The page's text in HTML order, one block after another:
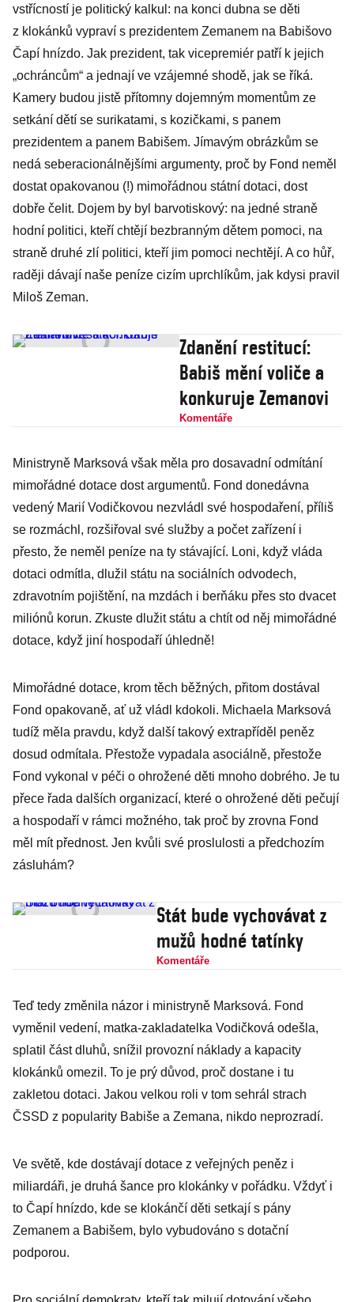
vstřícností je politický kalkul: na konci dubna se děti
z klokánků vypraví s prezidentem Zemanem na Babišovo
Čapí hnízdo. Jak prezident, tak vicepremiér patří k jejich
„ochráncům“ a jednají ve vzájemné shodě, jak se říká.
Kamery budou jistě přítomny dojemným momentům ze
setkání dětí se surikatami, s kozičkami, s panem
prezidentem a panem Babišem. Jímavým obrázkům se
nedá seberacionálnějšími argumenty, proč by Fond neměl
dostat opakovanou (!) mimořádnou státní dotaci, dost
dobře čelit. Dojem by byl barvotiskový: na jedné straně
hodní politici, kteří chtějí bezbranným dětem pomoci, na
straně druhé zlí politici, kteří jim pomoci nechtějí. A co hůř,
raději dávají naše peníze cizím uprchlíkům, jak kdysi pravil
Miloš Zeman.
Zdanění restitucí:
Babiš mění voliče a
konkuruje Zemanovi
Komentáře
Ministryně Marksová však měla pro dosavadní odmítání
mimořádné dotace dost argumentů. Fond donedávna
vedený Marií Vodičkovou nezvládl své hospodaření, příliš
se rozmáchl, rozšiřoval své služby a počet zařízení i
přesto, že neměl peníze na ty stávající. Loni, když vláda
dotaci odmítla, dlužil státu na sociálních odvodech,
zdravotním pojištění, na mzdách i berňáku přes sto dvacet
miliónů korun. Zkuste dlužit státu a chtít od něj mimořádné
dotace, když jiní hospodaří úhledně!
Mimořádné dotace, krom těch běžných, přitom dostával
Fond opakovaně, ať už vládl kdokoli. Michaela Marksová
tudíž měla pravdu, když další takový extrapříděl peněz
dosud odmítala. Přestože vypadala asociálně, přestože
Fond vykonal v péči o ohrožené děti mnoho dobrého. Je tu
přece řada dalších organizací, které o ohrožené děti pečují
a hospodaří v rámci možného, tak proč by zrovna Fond
měl mít přednost. Jen kvůli své proslulosti a předchozím
zásluhám?
Stát bude vychovávat z
mužů hodné tatínky
Komentáře
Teď tedy změnila názor i ministryně Marksová. Fond
vyměnil vedení, matka-zakladatelka Vodičková odešla,
splatil část dluhů, snížil provozní náklady a kapacity
klokánků omezil. To je prý důvod, proč dostane i tu
zakletou dotaci. Jakou velkou roli v tom sehrál strach
ČSSD z popularity Babiše a Zemana, nikdo neprozradí.
Ve světě, kde dostávají dotace z veřejných peněz i
miliardáři, je druhá šance pro klokánky v pořádku. Vždyť i
to Čapí hnízdo, kde se klokánčí děti setkají s pány
Zemanem a Babišem, bylo vybudováno s dotační
podporou.